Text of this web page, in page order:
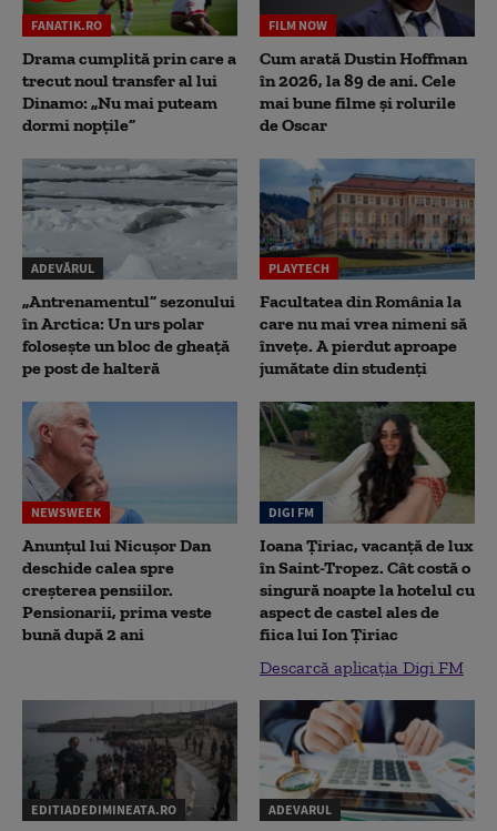
FANATIK.RO
Drama cumplită prin care a
trecut noul transfer al lui
Dinamo: „Nu mai puteam
dormi nopțile”
FILM NOW
Cum arată Dustin Hoffman
în 2026, la 89 de ani. Cele
mai bune filme și rolurile
de Oscar
ADEVĂRUL
„Antrenamentul” sezonului
în Arctica: Un urs polar
folosește un bloc de gheață
pe post de halteră
PLAYTECH
Facultatea din România la
care nu mai vrea nimeni să
înveţe. A pierdut aproape
jumătate din studenţi
NEWSWEEK
Anunțul lui Nicușor Dan
deschide calea spre
creșterea pensiilor.
Pensionarii, prima veste
bună după 2 ani
DIGI FM
Ioana Țiriac, vacanță de lux
în Saint-Tropez. Cât costă o
singură noapte la hotelul cu
aspect de castel ales de
fiica lui Ion Țiriac
Descarcă aplicația Digi FM
EDITIADEDIMINEATA.RO ADEVARUL